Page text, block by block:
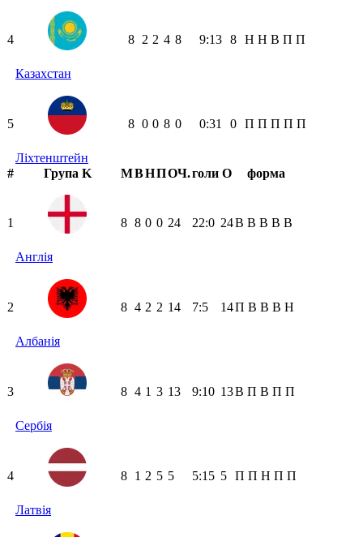
4
Казахстан
8 2 2 4 8 9:13 8 Н Н В П П
5
Ліхтенштейн
8 0 0 8 0 0:31 0 П П П П П
# Група K МВНПОЧ.голи О форма
1
Англія
8 8 0 0 24 22:0 24В В В В В
2
Албанія
8 4 2 2 14 7:5 14П В В В Н
3
Сербія
8 4 1 3 13 9:10 13В П В П П
4
Латвія
8 1 2 5 5 5:15 5 П П Н П П